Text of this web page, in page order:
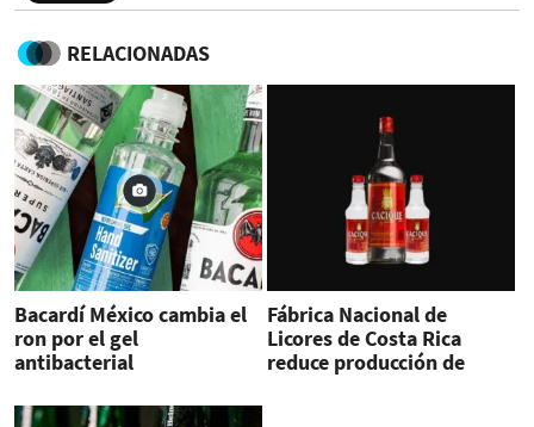
RELACIONADAS
Bacardí México cambia el
ron por el gel
antibacterial
Fábrica Nacional de
Licores de Costa Rica
reduce producción de